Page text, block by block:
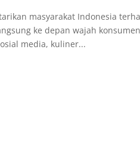
masyarakat Indonesia
ke depan wajah
media, kuliner...